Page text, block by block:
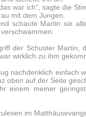
war ich", sagte die
mit dem Jungen.
schaute Martin sie
der Schuster Martin,
wirklich zu ihm
nachdenklich einfach
oben auf der Seite
einem meiner
im